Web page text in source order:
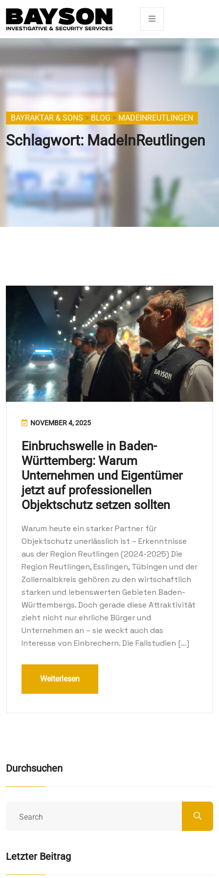
BAYRAKTAR & SONS > BLOG > MADEINREUTLINGEN
Schlagwort: MadeInReutlingen
NOVEMBER 4, 2025
Einbruchswelle in Baden-
Württemberg: Warum
Unternehmen und Eigentümer
jetzt auf professionellen
Objektschutz setzen sollten
Warum heute ein starker Partner für
Objektschutz unerlässlich ist – Erkenntnisse
aus der Region Reutlingen (2024-2025) Die
Region Reutlingen, Esslingen, Tübingen und der
Zollernalbkreis gehören zu den wirtschaftlich
starken und lebenswerten Gebieten Baden-
Württembergs. Doch gerade diese Attraktivität
zieht nicht nur ehrliche Bürger und
Unternehmen an – sie weckt auch das
Interesse von Einbrechern. Die Fallstudien […]
Weiterlesen
Durchsuchen
Letzter Beitrag